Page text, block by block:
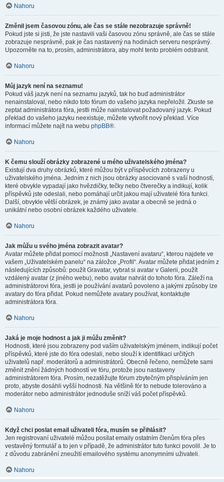
Nahoru
Změnil jsem časovou zónu, ale čas se stále nezobrazuje správně!
Pokud jste si jisti, že jste nastavili vaši časovou zónu správně, ale čas se stále
zobrazuje nesprávně, pak je čas nastavený na hodinách serveru nesprávný.
Upozorněte na to, prosím, administrátora, aby mohl tento problém odstranit.
Nahoru
Můj jazyk není na seznamu!
Pokud váš jazyk není na seznamu jazyků, tak ho buď administrátor
nenainstaloval, nebo nikdo toto fórum do vašeho jazyka nepřeložil. Zkuste se
zeptat administrátora fóra, jestli může nainstalovat požadovaný jazyk. Pokud
překlad do vašeho jazyku neexistuje, můžete vytvořit nový překlad. Více
informací můžete najít na webu phpBB®.
Nahoru
K čemu slouží obrázky zobrazené u mého uživatelského jména?
Existují dva druhy obrázků, které můžou být v příspěvcích zobrazeny u
uživatelského jména. Jedním z nich jsou obrázky asociované s vaší hodností,
které obvykle vypadají jako hvězdičky, tečky nebo čtverečky a indikují, kolik
příspěvků jste odeslali, nebo pomáhají určit jakou mají uživatelé fóra funkci.
Další, obvykle větší obrázek, je známý jako avatar a obecně se jedná o
unikátní nebo osobní obrázek každého uživatele.
Nahoru
Jak můžu u svého jména zobrazit avatar?
Avatar můžete přidat pomocí možnosti „Nastavení avataru“, kterou najdete ve
vašem „Uživatelském panelu“ na záložce „Profil“. Avatar můžete přidat jedním z
následujících způsobů: použít Gravatar, vybrat si avatar v Galerii, použít
vzdálený avatar (z jiného webu), nebo avatar nahrát do tohoto fóra. Záleží na
administrátorovi fóra, jestli je používání avatarů povoleno a jakými způsoby lze
avatary do fóra přidat. Pokud nemůžete avatary používat, kontaktujte
administrátora fóra.
Nahoru
Jaká je moje hodnost a jak ji můžu změnit?
Hodnosti, které jsou zobrazeny pod vaším uživatelským jménem, indikují počet
příspěvků, které jste do fóra odeslali, nebo slouží k identifikaci určitých
uživatelů např. moderátorů a administrátorů. Obecně řečeno, nemůžete sami
změnit znění žádných hodností ve fóru, protože jsou nastaveny
administrátorem fóra. Prosím, nezatěžujte fórum zbytečným přispíváním jen
proto, abyste dosáhli vyšší hodnosti. Na většině fór to nebude tolerováno a
moderátor nebo administrátor jednoduše sníží váš počet příspěvků.
Nahoru
Když chci poslat email uživateli fóra, musím se přihlásit?
Jen registrovaní uživatelé můžou posílat emaily ostatním členům fóra přes
vestavěný formulář a to jen v případě, že administrátor tuto funkci povolil. Je to
z důvodu zabránění zneužití emailového systému anonymními uživateli.
Nahoru